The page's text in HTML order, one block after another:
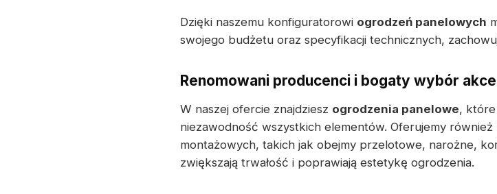
Dzięki naszemu konfiguratorowi ogrodzeń panelowych
swojego budżetu oraz specyfikacji technicznych,
Renomowani producenci i bogaty wybór
W naszej ofercie znajdziesz ogrodzenia panelowe, które
niezawodność wszystkich elementów. Oferujemy
montażowych, takich jak obejmy przelotowe, narożne,
zwiększają trwałość i poprawiają estetykę ogrodzenia.